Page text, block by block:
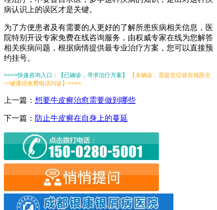
病认识上的误区才是关键。
为了方便患者及有需要的人更好的了解所患疾病相关信息，医
院特别开设专家免费在线咨询服务，由权威专家在线为您解答
相关疾病问题，根据病情提供最专业治疗方案，您可以直接预
约挂号。
>>>>快速咨询入口：【已确诊，寻求治疗方案】
【未确诊，需提交症状在线医生
一键通话免费电话问诊】<<<<
上一篇： 想要牛皮癣治愈需要做到哪些
下一篇： 防止牛皮癣在自身上的蔓延